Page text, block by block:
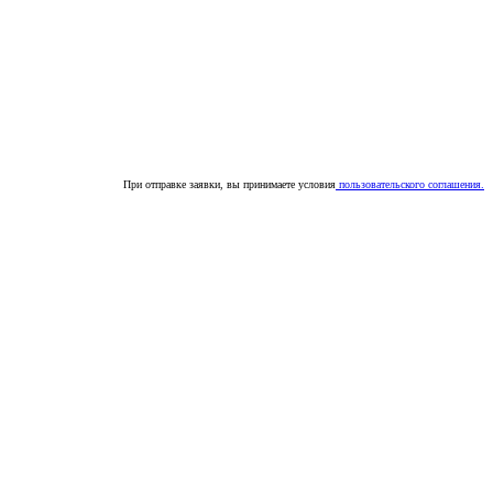
При отправке заявки, вы принимаете условия пользовательского соглашения.